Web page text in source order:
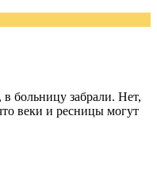
больницу забрали. Нет,
веки и ресницы могут